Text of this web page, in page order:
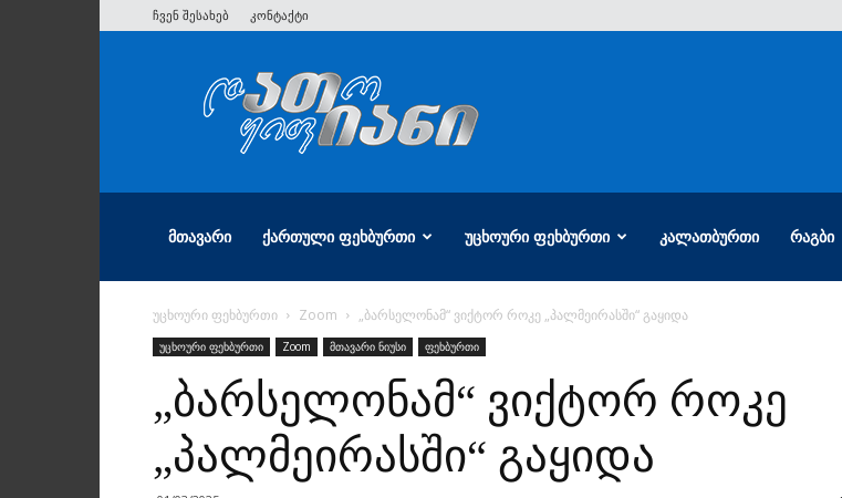
ჩვენ შესახებ კონტაქტი
ათიანი
ᲛᲗᲐᲕᲐᲠᲘ ᲥᲐᲠᲗᲣᲚᲘ ᲤᲔᲮᲑᲣᲠᲗᲘ ᲣᲪᲮᲝᲣᲠᲘ ᲤᲔᲮᲑᲣᲠᲗᲘ ᲙᲐᲚᲐᲗᲑᲣᲠᲗᲘ ᲠᲐᲒᲑᲘ
უცხოური ფეხბურთი Zoom „ბარსელონამ“ ვიქტორ როკე „პალმეირასში“ გაყიდა
უცხოური ფეხბურთი Zoom მთავარი ნიუსი ფეხბურთი
„ბარსელონამ“ ვიქტორ როკე
„პალმეირასში“ გაყიდა